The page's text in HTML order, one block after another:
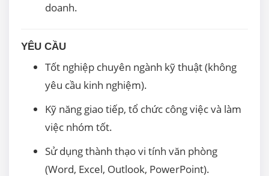
doanh.
YÊU CẦU
Tốt nghiệp chuyên ngành kỹ thuật (không
yêu cầu kinh nghiệm).
Kỹ năng giao tiếp, tổ chức công việc và làm
việc nhóm tốt.
Sử dụng thành thạo vi tính văn phòng
(Word, Excel, Outlook, PowerPoint).